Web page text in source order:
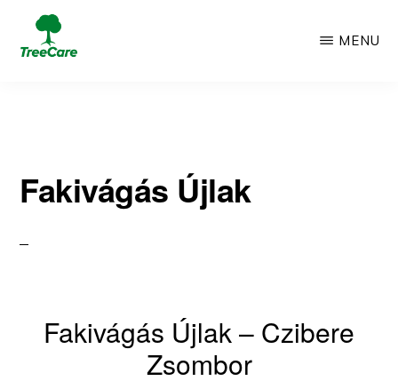
Skip
WordPress
oldal
MENU
Fakivágás Újlak
Fakivágás Újlak – Czibere
Zsombor